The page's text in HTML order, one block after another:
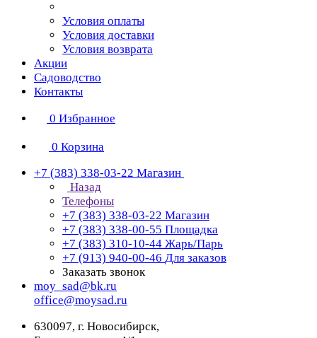
Условия оплаты
Условия доставки
Условия возврата
Акции
Садоводство
Контакты
0 Избранное
0 Корзина
+7 (383) 338-03-22 Магазин
Назад
Телефоны
+7 (383) 338-03-22 Магазин
+7 (383) 338-00-55 Площадка
+7 (383) 310-10-44 Жарь/Парь
+7 (913) 940-00-46 Для заказов
Заказать звонок
moy_sad@bk.ru
office@moysad.ru
630097, г. Новосибирск,